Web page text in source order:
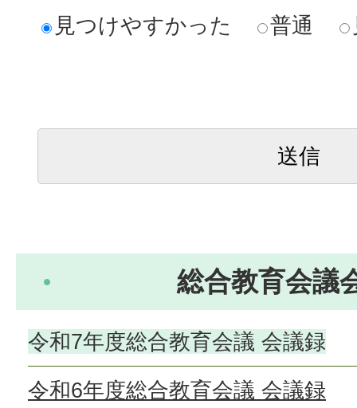
見つけやすかった
普通
総合教育会議
令和7年度総合教育会議 会議録
令和6年度総合教育会議 会議録